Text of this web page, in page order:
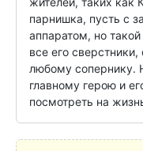
парнишка, пусть с
аппаратом, но
все его сверстники,
любому сопернику.
главному герою и
посмотреть на